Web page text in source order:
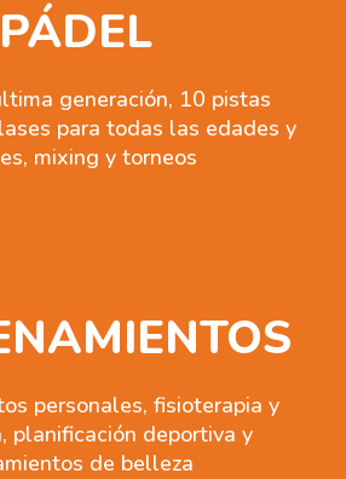
PÁDEL
generación, 10 pistas
para todas las edades y
mixing y torneos
personales, fisioterapia y
planificación deportiva y
de belleza